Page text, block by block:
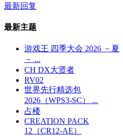
最新回复
最新主题
游戏王 四季大会 2026 －夏
－ ...
CH DX大贤者
RV02
世界先行精选包
2026（WPS3-SC） ...
占楼
CREATION PACK
12（CR12-AE）